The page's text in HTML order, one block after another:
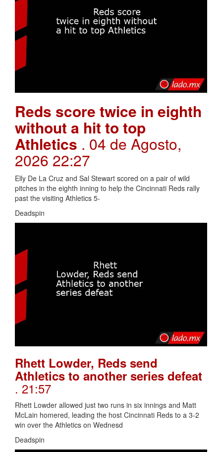
Reds score twice in eighth
without a hit to top
Athletics . 04 de Agosto,
2026 22:27
Elly De La Cruz and Sal Stewart scored on a pair of wild
pitches in the eighth inning to help the Cincinnati Reds rally
past the visiting Athletics 5-
Deadspin
Rhett Lowder, Reds send
Athletics to another series defeat
. 21:57
Rhett Lowder allowed just two runs in six innings and Matt
McLain homered, leading the host Cincinnati Reds to a 3-2
win over the Athletics on Wednesd
Deadspin